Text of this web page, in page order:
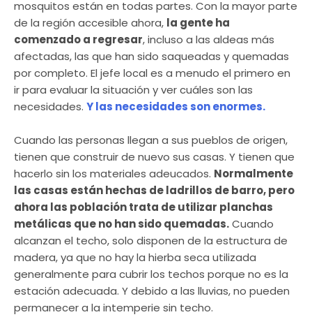
mosquitos están en todas partes. Con la mayor parte
de la región accesible ahora, la gente ha
comenzado a regresar, incluso a las aldeas más
afectadas, las que han sido saqueadas y quemadas
por completo. El jefe local es a menudo el primero en
ir para evaluar la situación y ver cuáles son las
necesidades. Y las necesidades son enormes.
Cuando las personas llegan a sus pueblos de origen,
tienen que construir de nuevo sus casas. Y tienen que
hacerlo sin los materiales adeucados. Normalmente
las casas están hechas de ladrillos de barro, pero
ahora las población trata de utilizar planchas
metálicas que no han sido quemadas.Cuando
alcanzan el techo, solo disponen de la estructura de
madera, ya que no hay la hierba seca utilizada
generalmente para cubrir los techos porque no es la
estación adecuada. Y debido a las lluvias, no pueden
permanecer a la intemperie sin techo.